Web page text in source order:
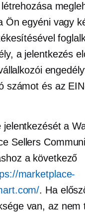
Ön egyéni vagy
a jelentkezés
számot és az
jelentkezését a
Sellers
a következő
marketplace-
. Ha
van, az nem